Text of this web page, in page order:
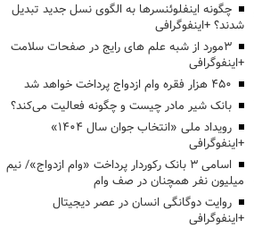
چگونه اینفلوئنسرها به الگوی نسل جدید تبدیل
شدند؟ +اینفوگرافی
3مورد از شبه علم های رایج در صفحات سلامت
+اینفوگرافی
۴۵۰ هزار فقره وام ازدواج پرداخت خواهد شد
بانک شیر مادر چیست و چگونه فعالیت می‌کند؟
رویداد ملی «انتخاب جوان سال ۱۴۰۴»
+اینفوگرافی
اسامی ۳ بانک رکوردار پرداخت «وام ازدواج»/ نیم
میلیون نفر همچنان در صف وام
روایت دوگانگی انسان در عصر دیجیتال
+اینفوگرافی